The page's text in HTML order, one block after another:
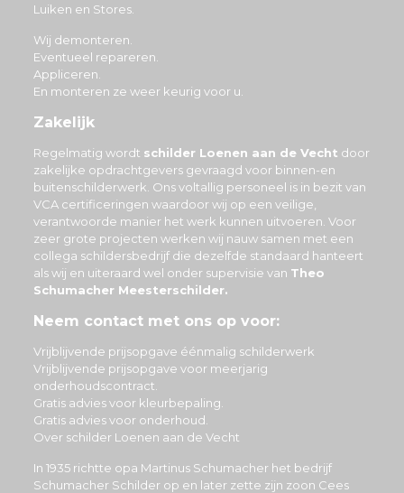
Luiken en Stores.
Wij demonteren.
Eventueel repareren.
Appliceren.
En monteren ze weer keurig voor u.
Zakelijk
Regelmatig wordt schilder Loenen aan de Vecht door
zakelijke opdrachtgevers gevraagd voor binnen-en
buitenschilderwerk. Ons voltallig personeel is in bezit van
VCA certificeringen waardoor wij op een veilige,
verantwoorde manier het werk kunnen uitvoeren. Voor
zeer grote projecten werken wij nauw samen met een
collega schildersbedrijf die dezelfde standaard hanteert
als wij en uiteraard wel onder supervisie van Theo
Schumacher Meesterschilder.
Neem contact met ons op voor:
Vrijblijvende prijsopgave éénmalig schilderwerk
Vrijblijvende prijsopgave voor meerjarig
onderhoudscontract.
Gratis advies voor kleurbepaling.
Gratis advies voor onderhoud.
Over schilder Loenen aan de Vecht
In 1935 richtte opa Martinus Schumacher het bedrijf
Schumacher Schilder op en later zette zijn zoon Cees